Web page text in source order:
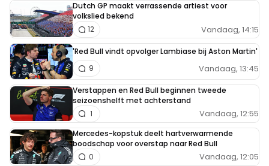
Eagle
7 mei 19:06
Hij weet het juist wel. Dit soort commentaar van hem
genereert Clicks en dat is waar het hem om te doen
is.
Mspeed.e
7 mei 19:51
Ik heb in een ver verleden op het circuit van Zandvoort
Dutch GP maakt verrassende artiest voor
volkslied bekend
Vandaag, 14:15
12
'Red Bull vindt opvolger Lambiase bij Aston Martin'
Vandaag, 13:45
9
Verstappen en Red Bull beginnen tweede
seizoenshelft met achterstand
Vandaag, 12:55
1
Mercedes-kopstuk deelt hartverwarmende
boodschap voor overstap naar Red Bull
Vandaag, 12:05
0